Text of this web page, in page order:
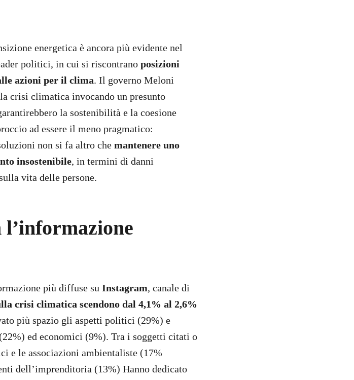
energetica è ancora più evidente nel
politici, in cui si riscontrano posizioni
azioni per il clima. Il governo Meloni
crisi climatica invocando un presunto
la sostenibilità e la coesione
ad essere il meno pragmatico:
non si fa altro che mantenere uno
insostenibile, in termini di danni
vita delle persone.
più diffuse su Instagram, canale di
crisi climatica scendono dal 4,1% al 2,6%
più spazio gli aspetti politici (29%) e
ed economici (9%). Tra i soggetti citati o
e le associazioni ambientaliste (17%
dell’imprenditoria (13%) Hanno dedicato